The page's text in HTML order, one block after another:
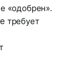
«одобрен».
требует